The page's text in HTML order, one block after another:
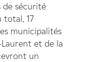
de sécurité
total, 17
municipalités
et de la
un